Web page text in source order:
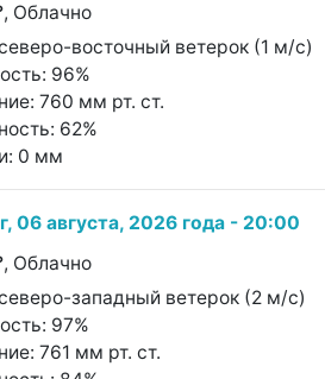
, Облачно
северо-восточный ветерок (1 м/с)
96%
760 мм рт. ст.
62%
0 мм
06 августа, 2026 года - 20:00
, Облачно
северо-западный ветерок (2 м/с)
97%
761 мм рт. ст.